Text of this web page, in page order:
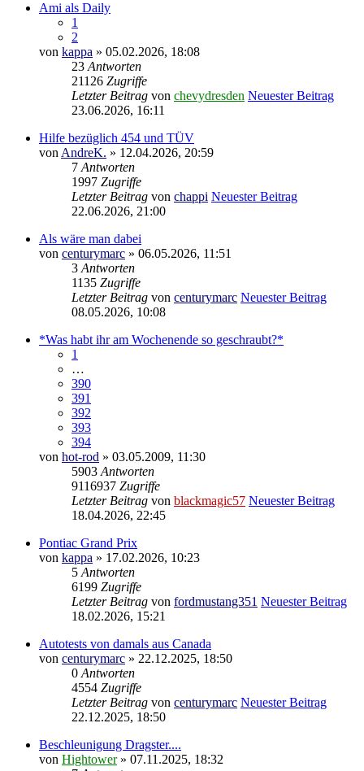
Ami als Daily
1
2
von kappa » 05.02.2026, 18:08
23Antworten
21126 Zugriffe
Letzter Beitrag von chevydresden Neuester Beitrag
23.06.2026, 16:11
Hilfe bezüglich 454 und TÜV
vonAndreK. » 12.04.2026, 20:59
7Antworten
1997 Zugriffe
Letzter Beitrag von chappi Neuester Beitrag
22.06.2026, 21:00
Als wäre man dabei
von centurymarc » 06.05.2026, 11:51
3Antworten
1135 Zugriffe
Letzter Beitrag von centurymarc Neuester Beitrag
08.05.2026, 10:08
*Was habt ihr am Wochenende so geschraubt?*
1
…
390
391
392
393
394
von hot-rod » 03.05.2009, 11:30
5903Antworten
9116937 Zugriffe
Letzter Beitrag von blackmagic57 Neuester Beitrag
18.04.2026, 22:45
Pontiac Grand Prix
von kappa » 17.02.2026, 10:23
5Antworten
6199 Zugriffe
Letzter Beitrag von fordmustang351 Neuester Beitrag
18.02.2026, 15:21
Autotests von damals aus Canada
von centurymarc » 22.12.2025, 18:50
0Antworten
4554 Zugriffe
Letzter Beitrag von centurymarc Neuester Beitrag
22.12.2025, 18:50
Beschleunigung Dragster....
von Hightower» 07.11.2025, 18:32